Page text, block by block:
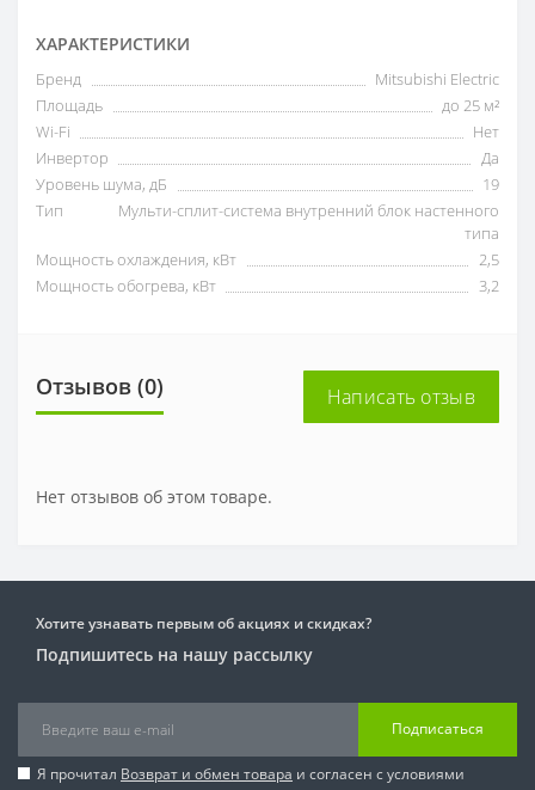
ХАРАКТЕРИСТИКИ
Бренд
Mitsubishi Electric
Площадь
до 25 м²
Wi-Fi
Нет
Инвертор
Да
Уровень шума, дБ
19
Тип
Мульти-сплит-система внутренний блок настенного
типа
Мощность охлаждения, кВт
2,5
Мощность обогрева, кВт
3,2
Отзывов (0) Написать отзыв
Нет отзывов об этом товаре.
Хотите узнавать первым об акциях и скидках?
Подпишитесь на нашу рассылку
Подписаться
Я прочитал Возврат и обмен товара и согласен с условиями